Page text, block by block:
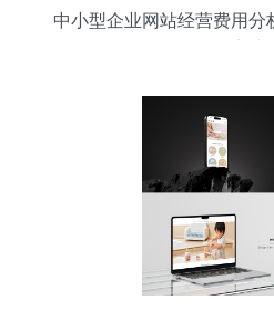
中小型企业网站经营费用分